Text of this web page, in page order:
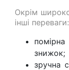
Окрім
інші переваги:
знижок;
зручна